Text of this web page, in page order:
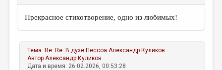
Прекрасное стихотворение, одно из любимых!
Тема: Re: Re: В духе Пессоа Александр Куликов
АвторАлександр Куликов
Дата и время: 26.02.2026, 00:53:28